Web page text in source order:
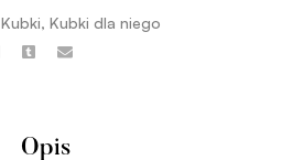
Kubki, Kubki dla niego
Opis